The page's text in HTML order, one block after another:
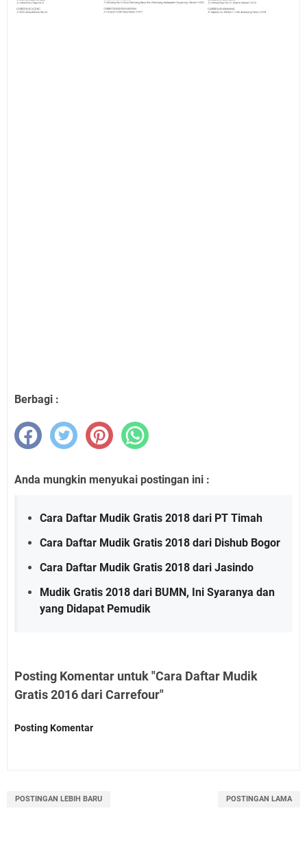
Berbagi :
Anda mungkin menyukai postingan ini :
Cara Daftar Mudik Gratis 2018 dari PT Timah
Cara Daftar Mudik Gratis 2018 dari Dishub Bogor
Cara Daftar Mudik Gratis 2018 dari Jasindo
Mudik Gratis 2018 dari BUMN, Ini Syaranya dan
yang Didapat Pemudik
Posting Komentar untuk "Cara Daftar Mudik
Gratis 2016 dari Carrefour"
Posting Komentar
POSTINGAN LEBIH BARU POSTINGAN LAMA